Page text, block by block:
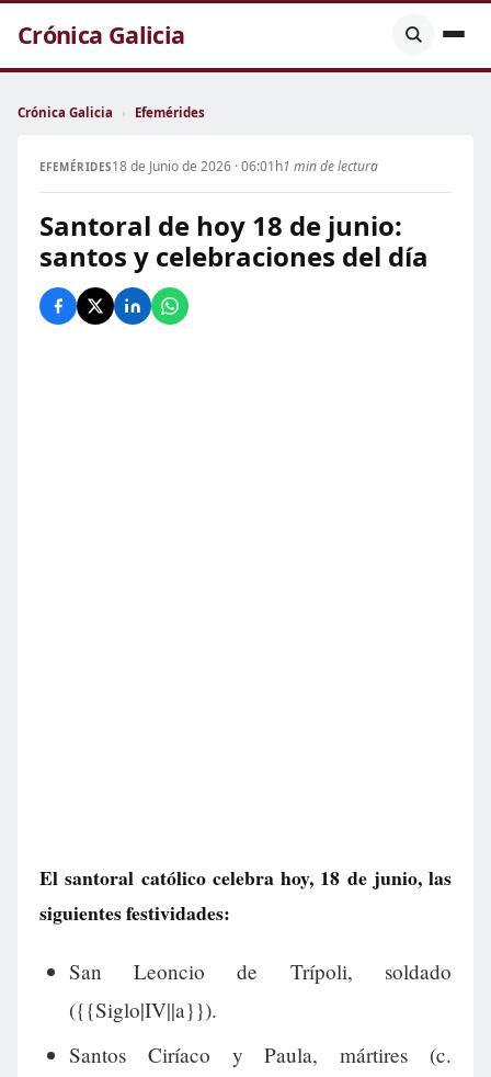
Crónica Galicia
Crónica Galicia › Efemérides
EFEMÉRIDES18 de Junio de 2026 · 06:01h1 min de lectura
Santoral de hoy 18 de junio:
santos y celebraciones del día
El santoral católico celebra hoy, 18 de junio, las
siguientes festividades:
San Leoncio de Trípoli, soldado
({{Siglo|IV||a}}).
Santos Ciríaco y Paula, mártires (c.